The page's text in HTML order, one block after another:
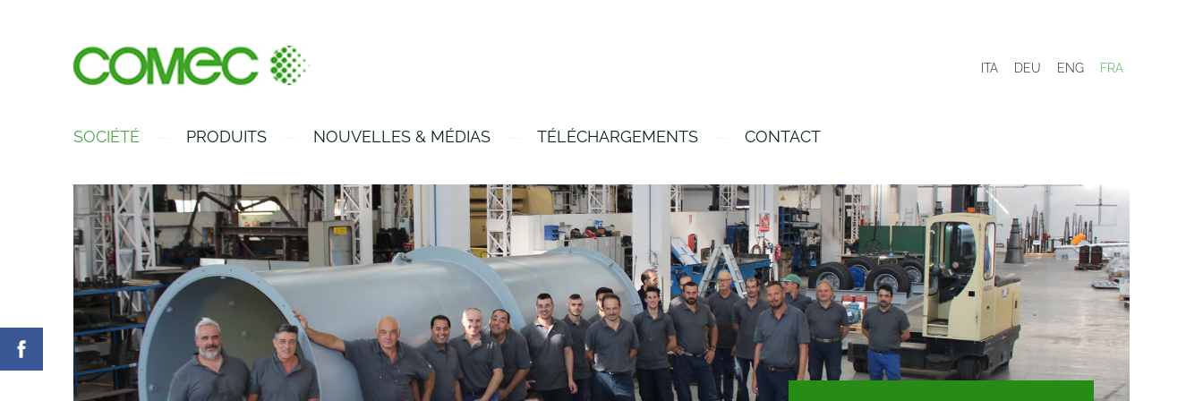
SOCIÉTÉ PRODUITS NOUVELLES & MÉDIAS TÉLÉCHARGEMENTS CONTACT
ITA DEU ENG FRA